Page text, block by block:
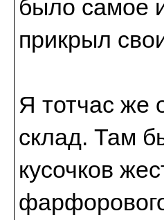
было самое
прикрыл
Я тотчас же
склад. Там
кусочков